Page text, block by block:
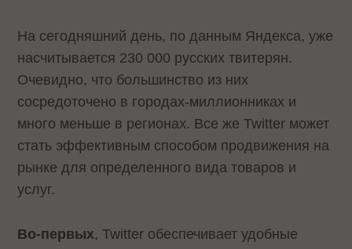
На сегодняшний день, по данным Яндекса, уже
насчитывается 230 000 русских твитерян.
Очевидно, что большинство из них
сосредоточено в городах-миллионниках и
много меньше в регионах. Все же Twitter может
стать эффективным способом продвижения на
рынке для определенного вида товаров и
услуг.
Во-первых, Twitter обеспечивает удобные